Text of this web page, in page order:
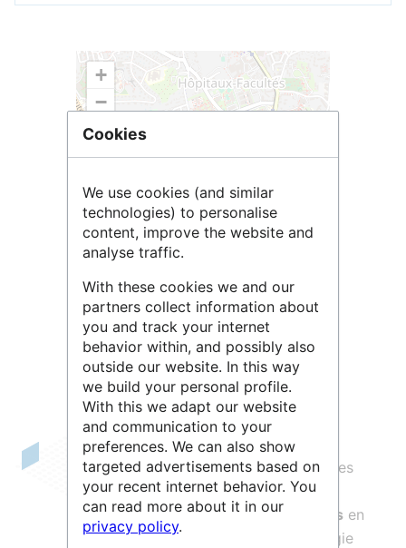
+
−
Leaflet OpenStreetMap contributors
IRMBregroupe des scientifiques et des
cliniciens impliqués dans lamédecine
régénératrice et les immunothérapies en
incluant à la fois des aspects de biologie
Cookies
We use cookies (and similar
technologies) to personalise
content, improve the website and
analyse traffic.
With these cookies we and our
partners collect information about
you and track your internet
behavior within, and possibly also
outside our website. In this way
we build your personal profile.
With this we adapt our website
and communication to your
preferences. We can also show
targeted advertisements based on
your recent internet behavior. You
can read more about it in our
privacy policy.